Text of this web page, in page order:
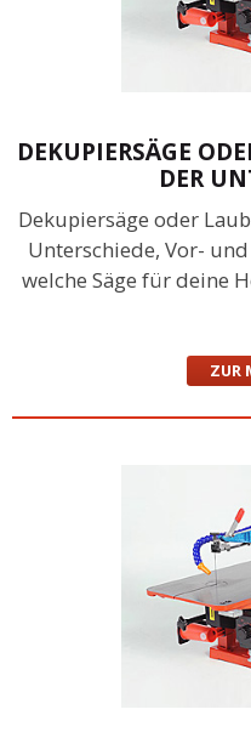
DEKUPIERSÄGE
DER
Dekupiersäge oder
Unterschiede, Vor-
welche Säge für deine
ZUR